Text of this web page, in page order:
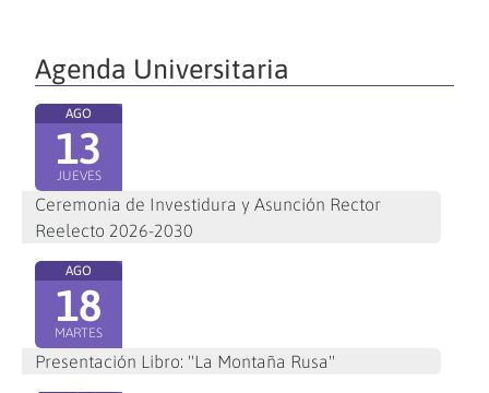
Agenda Universitaria
AGO
13
JUEVES
Ceremonia de Investidura y Asunción Rector
Reelecto 2026-2030
AGO
18
MARTES
Presentación Libro: "La Montaña Rusa"